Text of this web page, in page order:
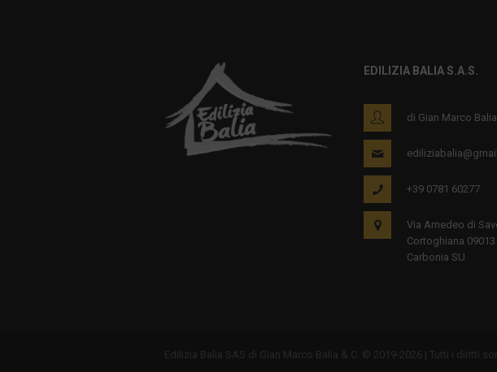
EDILIZIA BALIA S.A.S.
di Gian Marco Balia
+39 0781 60277
Via Amedeo di
Cortoghiana 09013
Carbonia SU
Edilizia Balia SAS di Gian Marco Balia & C. © 2019-2026 | Tutti i diritti